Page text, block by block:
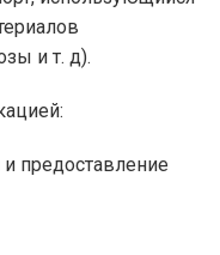
и т. д).
предоставление